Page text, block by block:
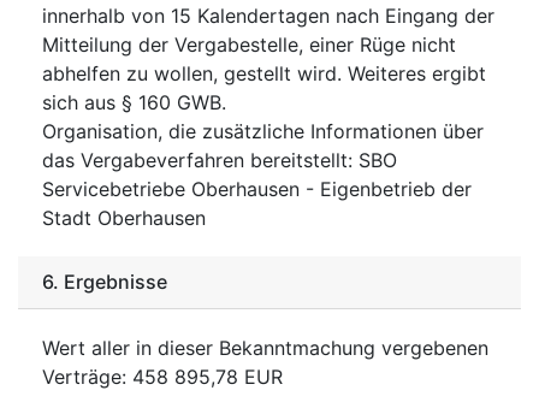
innerhalb von 15 Kalendertagen nach Eingang der
Mitteilung der Vergabestelle, einer Rüge nicht
abhelfen zu wollen, gestellt wird. Weiteres ergibt
sich aus § 160 GWB.
Organisation, die zusätzliche Informationen über
das Vergabeverfahren bereitstellt: SBO
Servicebetriebe Oberhausen - Eigenbetrieb der
Stadt Oberhausen
6. Ergebnisse
Wert aller in dieser Bekanntmachung vergebenen
Verträge: 458 895,78 EUR